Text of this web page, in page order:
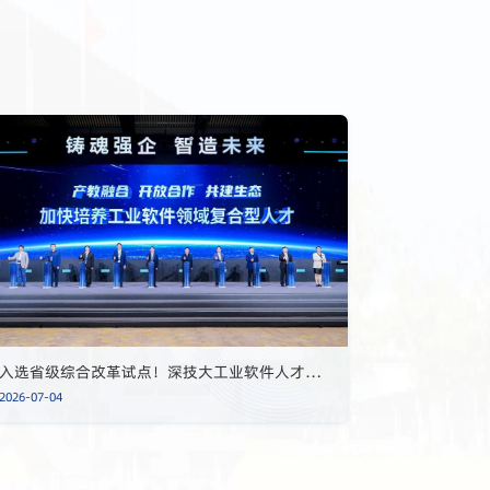
入选省级综合改革试点！深技大工业软件人才培养显成效
07-04